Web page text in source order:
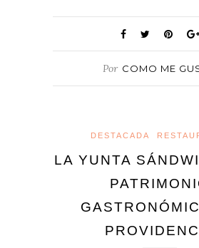
Por COMO ME
DESTACADA
LA YUNTA